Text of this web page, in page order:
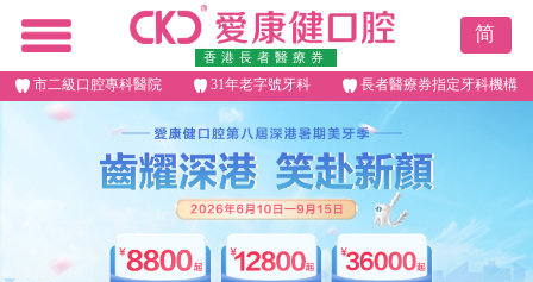
香港長者醫療券
简
市二級口腔專科醫院 31年老字號牙科 長者醫療券指定牙科機構